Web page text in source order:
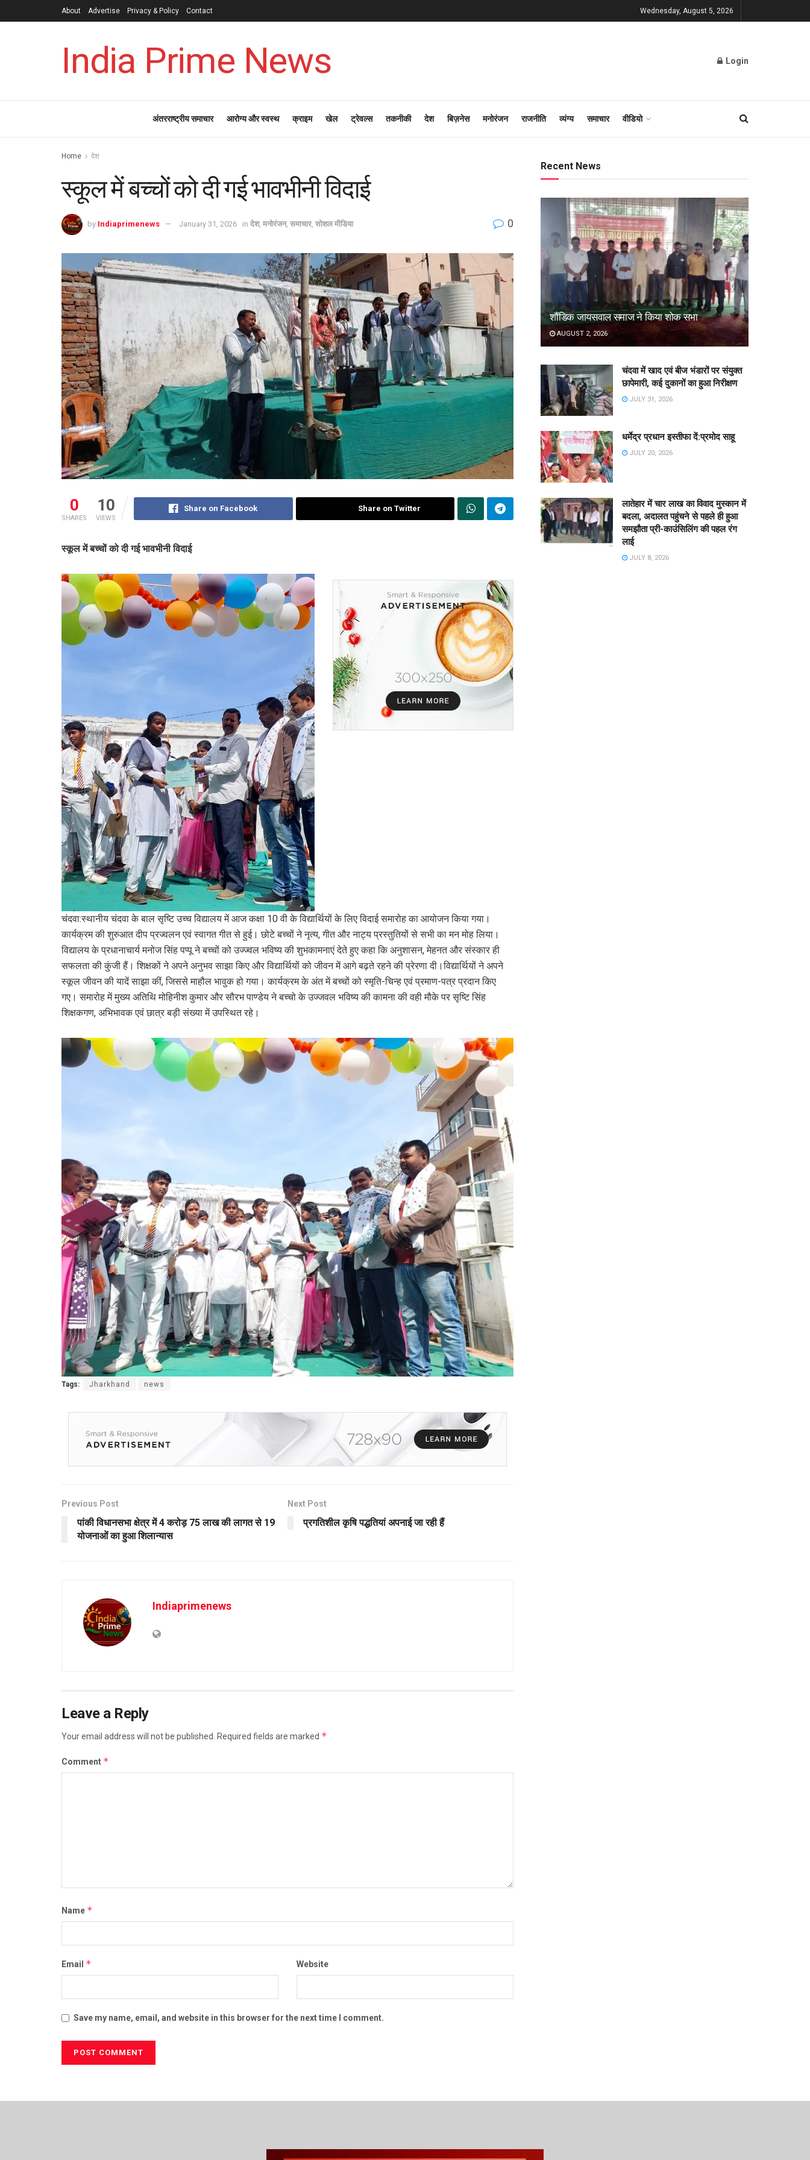
About Advertise Privacy & Policy Contact Wednesday, August 5, 2026
India Prime News Login
अंतरराष्ट्रीय समाचार आरोग्य और स्वस्थ क्राइम खेल ट्रेवल्स तकनीकी देश बिज़नेस मनोरंजन राजनीति व्यंग्य समाचार वीडियो
Home देश
स्कूल में बच्चों को दी गई भावभीनी विदाई
by Indiaprimenews January 31, 2026 in देश, मनोरंजन, समाचार, सोशल मीडिया 0
0
SHARES
10
VIEWS
Share on Facebook Share on Twitter
स्कूल में बच्चों को दी गई भावभीनी विदाई
चंदवा:स्थानीय चंदवा के बाल सृष्टि उच्च विद्यालय में आज कक्षा 10 वी के विद्यार्थियों के लिए विदाई समारोह का आयोजन किया गया।
कार्यक्रम की शुरुआत दीप प्रज्वलन एवं स्वागत गीत से हुई। छोटे बच्चों ने नृत्य, गीत और नाट्य प्रस्तुतियों से सभी का मन मोह लिया।
विद्यालय के प्रधानाचार्य मनोज सिंह पप्पू ने बच्चों को उज्ज्वल भविष्य की शुभकामनाएं देते हुए कहा कि अनुशासन, मेहनत और संस्कार ही
सफलता की कुंजी हैं। शिक्षकों ने अपने अनुभव साझा किए और विद्यार्थियों को जीवन में आगे बढ़ते रहने की प्रेरणा दी।विद्यार्थियों ने अपने
स्कूल जीवन की यादें साझा कीं, जिससे माहौल भावुक हो गया। कार्यक्रम के अंत में बच्चों को स्मृति-चिन्ह एवं प्रमाण-पत्र प्रदान किए
गए। समारोह में मुख्य अतिथि मोहिनीश कुमार और सौरभ पाण्डेय ने बच्चो के उज्जवल भविष्य की कामना की वही मौके पर सृष्टि सिंह
शिक्षकगण, अभिभावक एवं छात्र बड़ी संख्या में उपस्थित रहे।
Tags: Jharkhand news
Previous Post
पांकी विधानसभा क्षेत्र में 4 करोड़ 75 लाख की लागत से 19
योजनाओं का हुआ शिलान्यास
Next Post
प्रगतिशील कृषि पद्धतियां अपनाई जा रही हैं
Indiaprimenews
Leave a Reply
Your email address will not be published. Required fields are marked *
Comment *
Name *
Email * Website
Save my name, email, and website in this browser for the next time I comment.
Recent News
शौंडिक जायसवाल समाज ने किया शोक सभा
AUGUST 2, 2026
चंदवा में खाद एवं बीज भंडारों पर संयुक्त
छापेमारी, कई दुकानों का हुआ निरीक्षण
JULY 31, 2026
धर्मेद्र प्रधान इस्तीफा दें:प्रमोद साहू
JULY 20, 2026
लातेहार में चार लाख का विवाद मुस्कान में
बदला, अदालत पहुंचने से पहले ही हुआ
समझौता प्री-काउंसिलिंग की पहल रंग
लाई
JULY 8, 2026